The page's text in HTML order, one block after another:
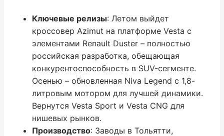
Ключевые релизы: Летом выйдет
кроссовер Azimut на платформе Vesta с
элементами Renault Duster – полностью
российская разработка, обещающая
конкурентоспособность в SUV-сегменте.
Осенью – обновленная Niva Legend с 1,8-
литровым мотором для лучшей динамики.
Вернутся Vesta Sport и Vesta CNG для
нишевых рынков.
Производство: Заводы в Тольятти,